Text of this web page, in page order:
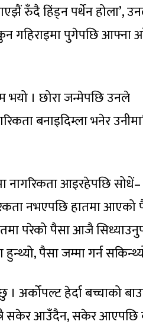
रुँदै हिंड्न पर्थेन होला’,
गहिराइमा पुगेपछि आफ्ना
भयो । छोरा जन्मेपछि उनले
बनाइदिम्ला भनेर
नागरिकता आइरहेपछि सोधें–
नभएपछि हातमा आएको
परेको पैसा आजै
पैसा जम्मा गर्न
अर्कोपल्ट हेर्दा बच्चाको
सकेर आउँदैन, सकेर आएपछि